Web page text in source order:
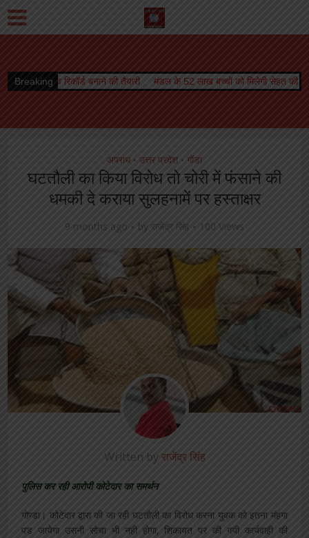
Breaking
की तैयारी मंडल के 52 लाख बच्चों को मिलेगी सेहत की सौगात, कृमि मुक्ति अभियान
अपराध • उत्तर प्रदेश • गोंडा
घटतौली का किया विरोध तो चोरी में फंसाने की
धमकी दे कराया सुलहनामें पर हस्ताक्षर
9 months ago by राजेंद्र सिंह 100 Views
Written by राजेंद्र सिंह
पुलिस कर रही आरोपी कोटेदार का समर्थन
गोण्डा। कोटेदार द्वारा की जा रही घटतौली का विरोध करना युवक को इतना मंहगा
पड जायेगा उसनी सोचा भी नही होगा, शिकायत पर की गयी कार्यवाही की